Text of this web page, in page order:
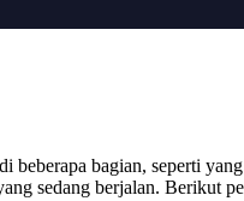
beberapa bagian, seperti
sedang berjalan. Berikut